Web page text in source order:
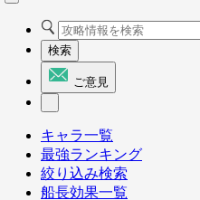
検索
ご意見
キャラ一覧
最強ランキング
絞り込み検索
船長効果一覧